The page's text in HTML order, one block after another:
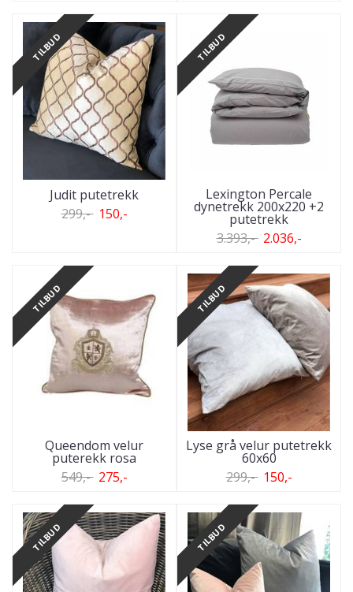
TILBUD
Judit putetrekk
299,- 150,-
TILBUD
Lexington Percale
dynetrekk 200x220 +2
putetrekk
3.393,- 2.036,-
TILBUD
Queendom velur
puterekk rosa
549,- 275,-
TILBUD
Lyse grå velur putetrekk
60x60
299,- 150,-
TILBUD TILBUD